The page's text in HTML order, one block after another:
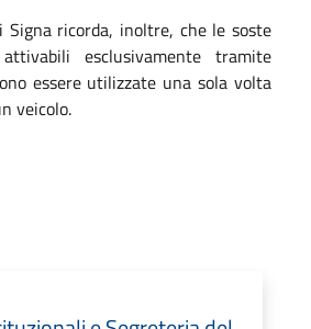
Signa ricorda, inoltre, che le soste
esclusivamente tramite
essere utilizzate una sola volta
veicolo.